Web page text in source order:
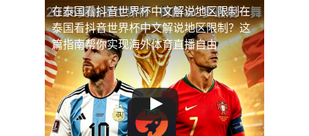
在泰国看抖音世界杯中文解说地区限制在
泰国看抖音世界杯中文解说地区限制？这
篇指南帮你实现海外体育直播自由